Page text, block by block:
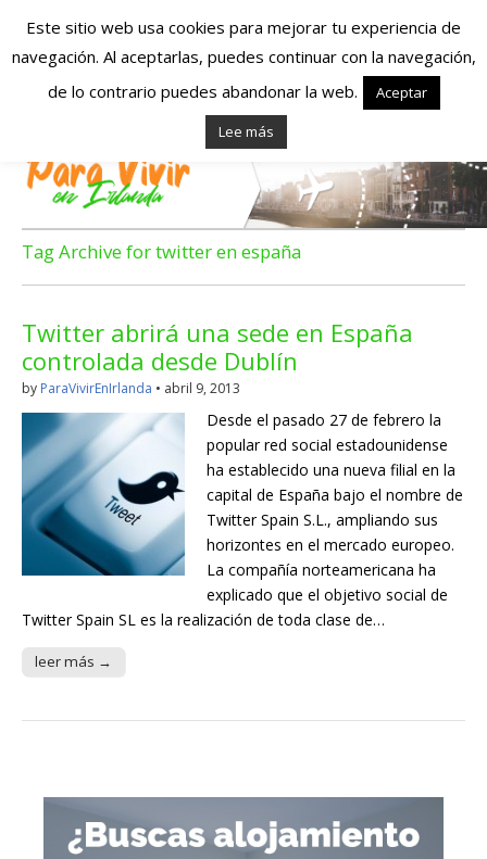
Españoles en
Irlanda – Vivir en
Irlanda – Trabajo
en Irlanda –
Alojamiento en
Irlanda
Blog dedicado a los que viven, estudian y trabajan en
Irlanda!
Tag Archive for twitter en españa
Twitter abrirá una sede en España
controlada desde Dublín
by ParaVivirEnIrlanda • abril 9, 2013
Desde el pasado 27 de febrero la
popular red social estadounidense
ha establecido una nueva filial en la
capital de España bajo el nombre de
Twitter Spain S.L., ampliando sus
horizontes en el mercado europeo.
La compañía norteamericana ha
explicado que el objetivo social de
Twitter Spain SL es la realización de toda clase de…
leer más →
Este sitio web usa cookies para mejorar tu experiencia de
navegación. Al aceptarlas, puedes continuar con la navegación,
de lo contrario puedes abandonar la web.
Aceptar
Lee más